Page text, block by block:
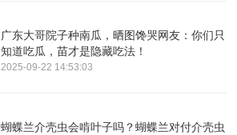
广东大哥院子种南瓜，晒图馋哭网友：你们只
知道吃瓜，苗才是隐藏吃法！
2025-09-22 14:53:03
蝴蝶兰介壳虫会啃叶子吗？蝴蝶兰对付介壳虫